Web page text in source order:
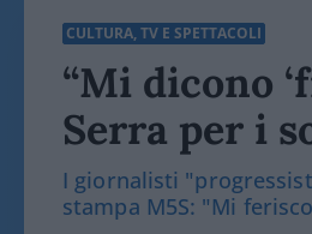
CULTURA, TV E SPETTACOLI
“Mi dicono
Serra per i
I giornalisti
stampa M5S: "Mi